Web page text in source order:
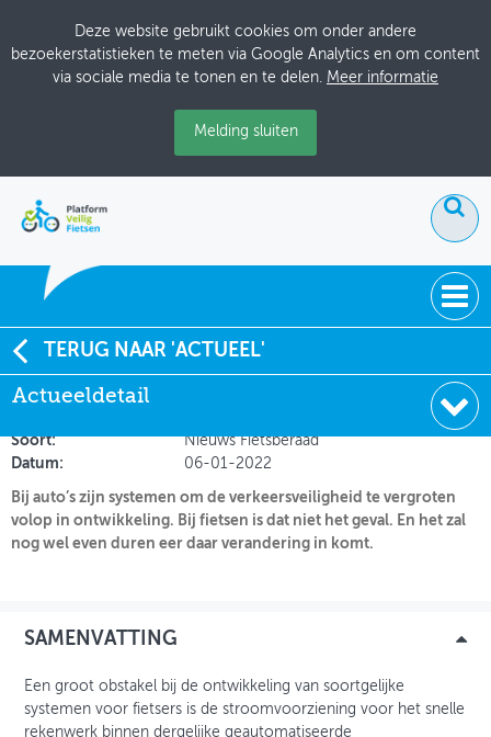
Deze website gebruikt cookies om onder andere
bezoekerstatistieken te meten via Google Analytics en om content
via sociale media te tonen en te delen. Meer informatie
Melding sluiten
ACTUEEL
DOSSIERS
BIJEENKOMSTEN
ONTWERPERSCAFÉ
INLOGGEN
TERUG NAAR 'ACTUEEL'
Actueeldetail
Universiteit Gent: Verkeersveiligheidssystemen voor
Soort:
Nieuws Fietsberaad
Datum:
06-01-2022
Bij auto’s zijn systemen om de verkeersveiligheid te vergroten
volop in ontwikkeling. Bij fietsen is dat niet het geval. En het zal
nog wel even duren eer daar verandering in komt.
SAMENVATTING
Een groot obstakel bij de ontwikkeling van soortgelijke
systemen voor fietsers is de stroomvoorziening voor het snelle
rekenwerk binnen dergelijke geautomatiseerde